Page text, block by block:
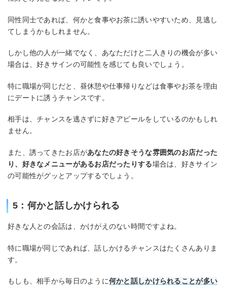
同性同士であれば、何かと食事やお茶に誘いやすいため、見逃し
てしまうかもしれません。
しかし他の人が一緒でなく、あなただけと二人きりの機会が多い
場合は、好きサインの可能性を感じても良いでしょう。
特に職場が同じだと、昼休憩や仕事帰りなどは食事やお茶を理由
にデートに誘うチャンスです。
相手は、チャンスを逃さずに好きアピールをしているのかもしれ
ません。
また、誘ってきたお店があなたの好きそうな雰囲気のお店だった
り、好きなメニューがあるお店だったりする場合は、好きサイン
の可能性がグッとアップするでしょう。
5：何かと話しかけられる
好きな人との会話は、かけがえのない時間ですよね。
特に職場が同じであれば、話しかけるチャンスはたくさんありま
す。
もしも、相手から毎日のように何かと話しかけられることが多い